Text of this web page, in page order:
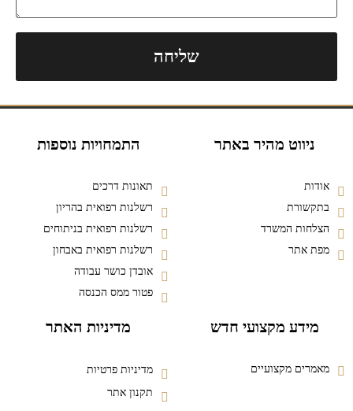
שליחה
ניווט מהיר באתר
אודות
בתקשורת
הצלחות המשרד
מפת אתר
התמחויות נוספות
תאונות דרכים
רשלנות רפואית בהריון
רשלנות רפואית בניתוחים
רשלנות רפואית באבחון
אובדן כושר עבודה
פטור ממס הכנסה
מידע מקצועי חדש
מאמרים מקצועיים
מדיניות האתר
מדיניות פרטיות
תקנון אתר